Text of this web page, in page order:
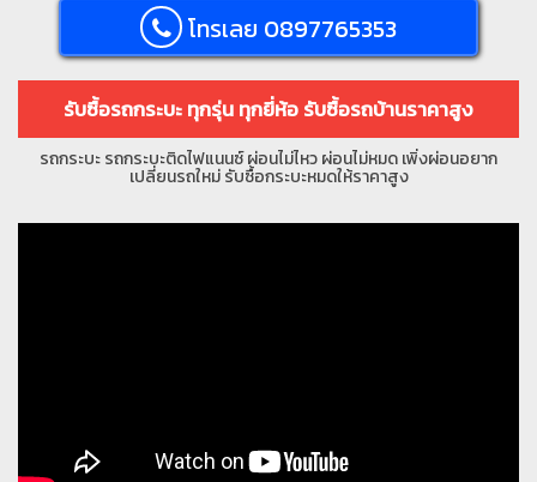
โทรเลย 0897765353
รับซื้อรถกระบะ ทุกรุ่น ทุกยี่ห้อ รับซื้อรถบ้านราคาสูง
รถกระบะ รถกระบะติดไฟแนนซ์ ผ่อนไม่ไหว ผ่อนไม่หมด เพิ่งผ่อนอยาก
เปลี่ยนรถใหม่ รับซื้อกระบะหมดให้ราคาสูง